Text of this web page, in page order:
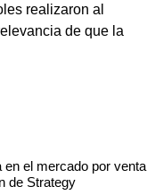
realizaron al
de que la
en el mercado por venta
de Strategy